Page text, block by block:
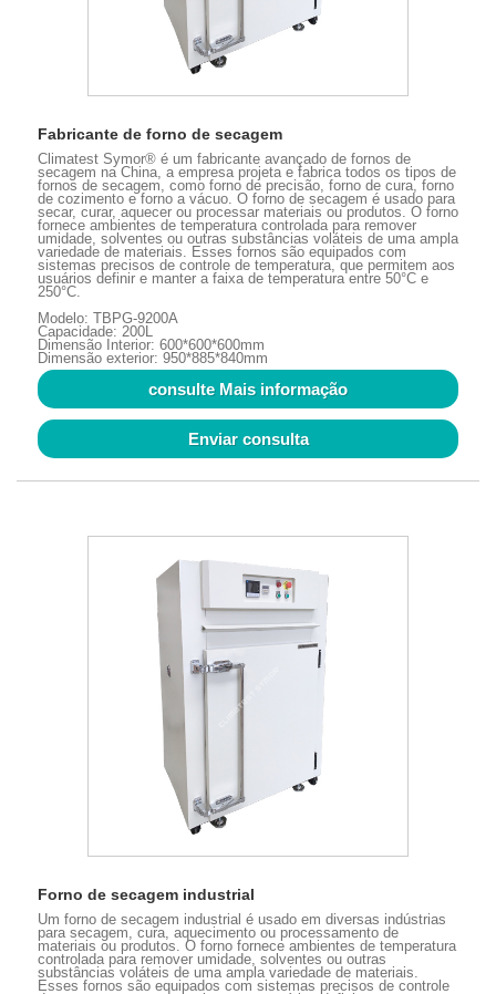
Fabricante de forno de secagem
Climatest Symor® é um fabricante avançado de fornos de
secagem na China, a empresa projeta e fabrica todos os tipos de
fornos de secagem, como forno de precisão, forno de cura, forno
de cozimento e forno a vácuo. O forno de secagem é usado para
secar, curar, aquecer ou processar materiais ou produtos. O forno
fornece ambientes de temperatura controlada para remover
umidade, solventes ou outras substâncias voláteis de uma ampla
variedade de materiais. Esses fornos são equipados com
sistemas precisos de controle de temperatura, que permitem aos
usuários definir e manter a faixa de temperatura entre 50°C e
250°C.
Modelo: TBPG-9200A
Capacidade: 200L
Dimensão Interior: 600*600*600mm
Dimensão exterior: 950*885*840mm
consulte Mais informação
Enviar consulta
Forno de secagem industrial
Um forno de secagem industrial é usado em diversas indústrias
para secagem, cura, aquecimento ou processamento de
materiais ou produtos. O forno fornece ambientes de temperatura
controlada para remover umidade, solventes ou outras
substâncias voláteis de uma ampla variedade de materiais.
Esses fornos são equipados com sistemas precisos de controle